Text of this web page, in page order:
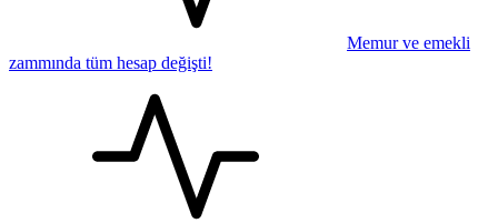
Memur ve emekli
zammında tüm hesap değişti!